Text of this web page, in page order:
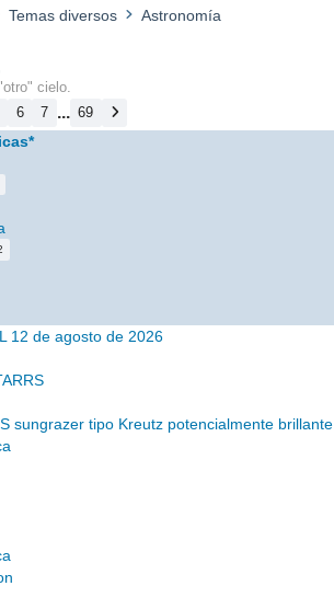
Temas diversos Astronomía
cielo.
6 7 ... 69
12 de agosto de 2026
sungrazer tipo Kreutz potencialmente brillante